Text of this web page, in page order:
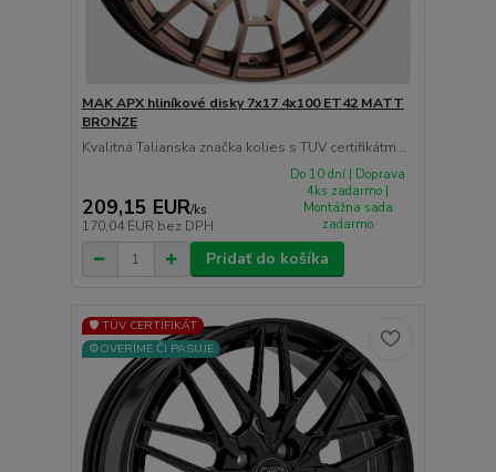
MAK APX hliníkové disky 7x17 4x100 ET42 MATT
BRONZE
Kvalitná Talianska značka kolies s TUV certifikátm...
209,15 EUR/ks
170,04 EUR bez DPH
Do 10 dní | Doprava
4ks zadarmo |
Montážna sada
zadarmo
Pridať do košíka
🛡️ TÜV CERTIFIKÁT
⚙️OVERÍME ČI PASUJE